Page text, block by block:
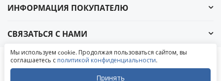
ИНФОРМАЦИЯ ПОКУПАТЕЛЮ
СВЯЗАТЬСЯ С НАМИ
© 2004-2026 «УралАвтоСаунд»
Написать в ВКонтакте
Написать в MAX
Мы используем cookie. Продолжая пользоваться сайтом, вы
соглашаетесь с политикой конфиденциальности.
Принять